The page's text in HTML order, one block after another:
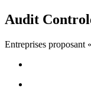
Audit
Entreprises proposant «